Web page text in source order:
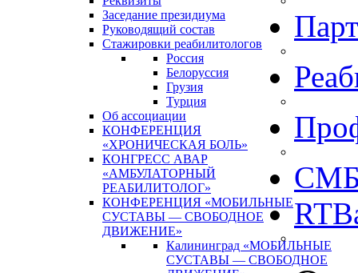
Заседание президиума
Руководящий состав
Стажировки реабилитологов
Россия
Белоруссия
Грузия
Турция
Об ассоциации
КОНФЕРЕНЦИЯ
«ХРОНИЧЕСКАЯ БОЛЬ»
КОНГРЕСС АВАР
«АМБУЛАТОРНЫЙ
РЕАБИЛИТОЛОГ»
КОНФЕРЕНЦИЯ «МОБИЛЬНЫЕ
СУСТАВЫ — СВОБОДНОЕ
ДВИЖЕНИЕ»
Калининград «МОБИЛЬНЫЕ
СУСТАВЫ — СВОБОДНОЕ